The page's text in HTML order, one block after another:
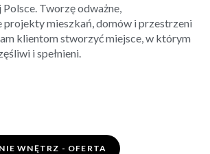
Tworzę odważne,
projekty mieszkań, domów i przestrzeni
klientom stworzyć miejsce, w którym
i spełnieni.
WNĘTRZ - OFERTA